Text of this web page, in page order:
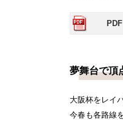
PDF
夢舞台で頂
大阪杯をレイ
今春も各路線